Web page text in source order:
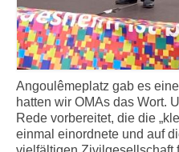
Angoulêmeplatz gab es
hatten wir OMAs das Wort.
Rede vorbereitet, die die
einmal einordnete und auf